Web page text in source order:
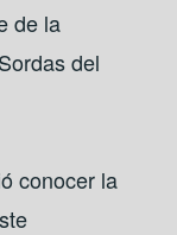
de la
del
conocer la